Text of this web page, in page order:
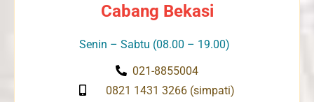
Cabang Bekasi
Senin – Sabtu (08.00 – 19.00)
021-8855004
0821 1431 3266 (simpati)